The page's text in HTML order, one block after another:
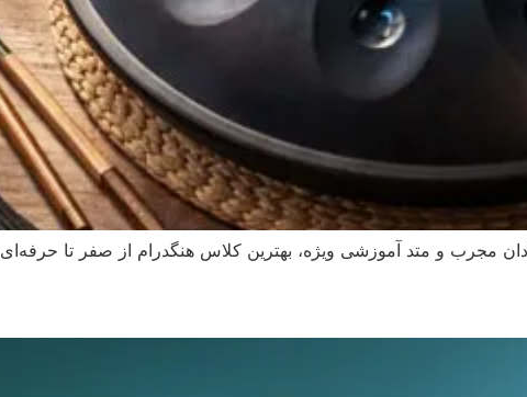
مجرب و متد آموزشی ویژه، بهترین کلاس هنگدرام از صفر تا حرفه‌ای